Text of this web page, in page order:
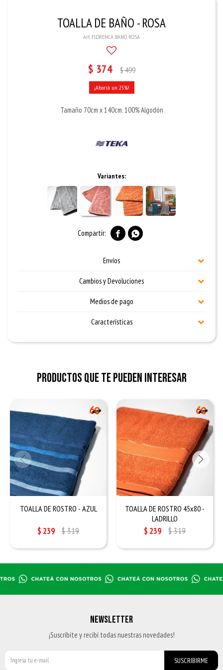
TOALLA DE BAÑO - ROSA
FLORENCA BANO ROSA
$ 374 $499
25
Tamaño 70cm x 140cm. 100% Algodón
Variantes:
 
Envíos
Cambios y Devoluciones
Medios de pago
Características
Productos que te pueden interesar
TOALLA DE ROSTRO - AZUL
$ 239 $319
TOALLA DE ROSTRO 45x80 -
LADRILLO
$ 239 $319
NEWSLETTER
¡Suscribite y recibí todas nuestras novedades!
SUSCRIBIRME